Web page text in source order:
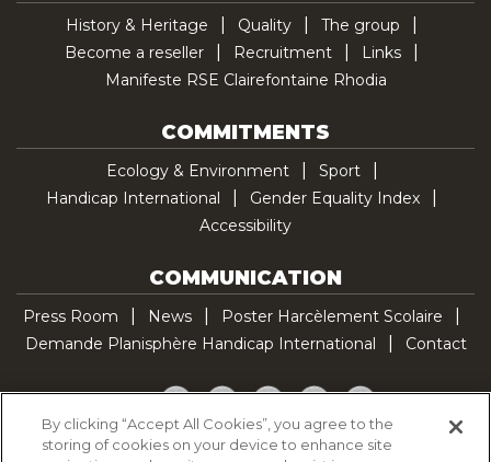
History & Heritage Quality
The group
Become a reseller
Recruitment
Links
Manifeste RSE Clairefontaine Rhodia
COMMITMENTS
Ecology & Environment
Sport
Handicap International
Gender Equality Index
Accessibility
COMMUNICATION
Press Room News
Poster Harcèlement Scolaire
Demande Planisphère Handicap International
Contact
Facebook
TwitterYouTubePinterestTikTok
Cookie Policy
By clicking “Accept All Cookies”, you agree to the
storing of cookies on your device to enhance site